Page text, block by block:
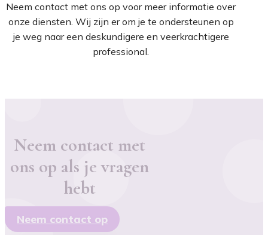
Neem contact met ons op voor meer informatie over
onze diensten. Wij zijn er om je te ondersteunen op
je weg naar een deskundigere en veerkrachtigere
professional.
Neem contact met
ons op als je vragen
hebt
Neem contact op